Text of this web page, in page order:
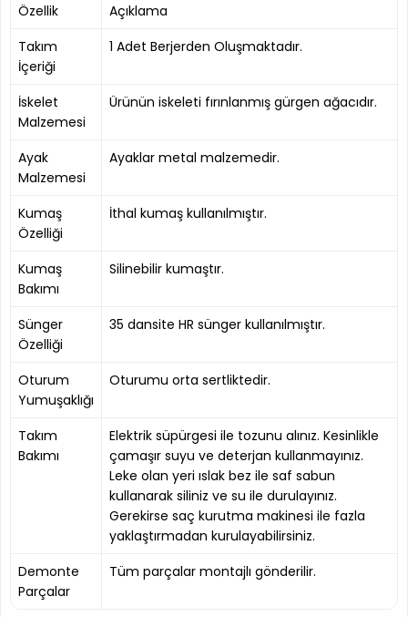
Özellik
Açıklama
Takım
İçeriği
1 Adet Berjerden Oluşmaktadır.
İskelet
Malzemesi
Ürünün iskeleti fırınlanmış gürgen ağacıdır.
Ayak
Malzemesi
Ayaklar metal malzemedir.
Kumaş
Özelliği
İthal kumaş kullanılmıştır.
Kumaş
Bakımı
Silinebilir kumaştır.
Sünger
Özelliği
35 dansite HR sünger kullanılmıştır.
Oturum
Yumuşaklığı
Oturumu orta sertliktedir.
Takım
Bakımı
Elektrik süpürgesi ile tozunu alınız. Kesinlikle
çamaşır suyu ve deterjan kullanmayınız.
Leke olan yeri ıslak bez ile saf sabun
kullanarak siliniz ve su ile durulayınız.
Gerekirse saç kurutma makinesi ile fazla
yaklaştırmadan kurulayabilirsiniz.
Demonte
Parçalar
Tüm parçalar montajlı gönderilir.